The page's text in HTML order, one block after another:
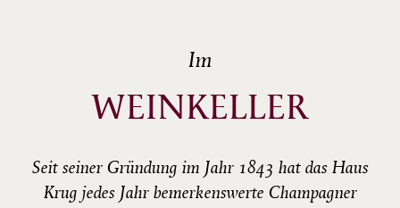
Im
WEINKELLER
Seit seiner Gründung im Jahr 1843 hat das Haus
Krug jedes Jahr bemerkenswerte Champagner